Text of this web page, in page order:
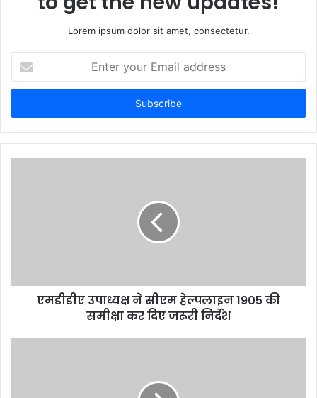
Lorem ipsum dolor sit amet, consectetur.
your
Email
एमडीडीए उपाध्यक्ष ने सीएम हेल्पलाइन 1905 की
समीक्षा कर दिए जरूरी निर्देश